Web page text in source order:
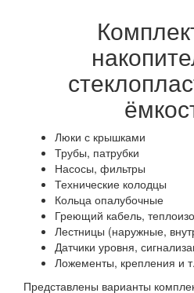
Люки с крышками
Трубы, патрубки
Насосы, фильтры
Технические колодцы
Кольца опалубочные
Греющий кабель,
Лестницы (наружные,
Датчики уровня,
Ложементы, крепления и
Представлены варианты